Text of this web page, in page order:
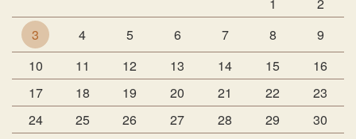
3
4 5 6 7 8
9
10
11 12 13 14 15
16
17
18 19 20 21 22
23
24
25 26 27 28 29
30